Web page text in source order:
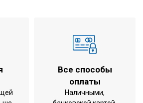
/ обогрев
4,0 кВт
(
0,038 кВт
Все способы
оплаты
Наличными,